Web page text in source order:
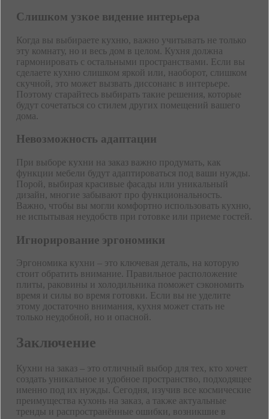
Слишком узкое видение интерьера
Когда вы выбираете кухню, важно учитывать не только
эту комнату, но и весь дом в целом. Кухня должна
гармонировать с остальными пространствами. Если вы
сделаете кухню слишком яркой или, наоборот, слишком
скучной, это может вызвать диссонанс в интерьере.
Поэтому старайтесь выбирать такие решения, которые
будут сочетаться со стилем других помещений вашего
дома.
Невозможность адаптации
При выборе кухни на заказ важно продумать, как
функции мебели будут адаптироваться под ваши нужды.
Порой, выбирая красивые фасады или уникальный
дизайн, многие забывают про функциональность.
Важно, чтобы вы могли комфортно использовать кухню,
не испытывая неудобств при готовке или приеме гостей.
Игнорирование эргономики
Эргономика кухни – это ключевая деталь, на которую
стоит обратить внимание. Правильное расположение
плиты, раковины и холодильника поможет сэкономить
время и силы во время готовки. Если вы не уделите
этому достаточно внимания, кухня может стать не
только неудобной, но и опасной.
Заключение
Кухни на заказ – это отличный выбор для тех, кто хочет
создать уникальное и удобное пространство, подходящее
именно под их нужды. Сегодня, изучив все космические
преимущества кухонь на заказ, а также актуальные
тренды и распространённые ошибки, возникшие в